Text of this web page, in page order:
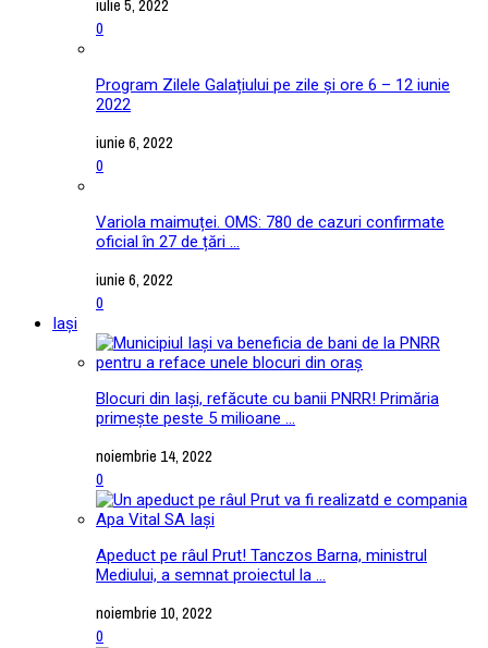
0
Program Zilele Galațiului pe zile și ore 6 – 12 iunie
2022
iunie 6, 2022
0
Variola maimuței. OMS: 780 de cazuri confirmate
oficial în 27 de țări ...
iunie 6, 2022
0
Iași
Blocuri din Iași, refăcute cu banii PNRR! Primăria
primește peste 5 milioane ...
noiembrie 14, 2022
0
Apeduct pe râul Prut! Tanczos Barna, ministrul
Mediului, a semnat proiectul la ...
noiembrie 10, 2022
0